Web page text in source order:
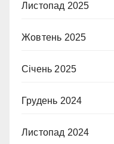
Листопад 2025
Жовтень 2025
Січень 2025
Грудень 2024
Листопад 2024